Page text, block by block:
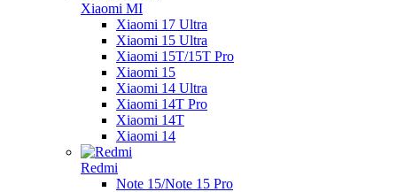
Xiaomi MI
Xiaomi 17 Ultra
Xiaomi 15 Ultra
Xiaomi 15T/15T Pro
Xiaomi 15
Xiaomi 14 Ultra
Xiaomi 14T Pro
Xiaomi 14T
Xiaomi 14
Redmi
Note 15/Note 15 Pro